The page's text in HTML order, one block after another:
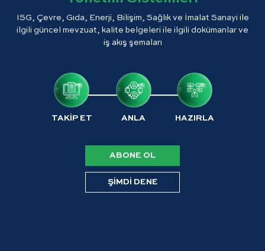
ISG, Çevre, Gıda, Enerji, Bilişim, Sağlık ve İmalat Sanayi ile
ilgili güncel mevzuat, kalite belgeleri ile ilgili dokümanlar ve
iş akış şemaları
TAKİP ET ANLA HAZIRLA
ABONE OL
ŞİMDİ DENE